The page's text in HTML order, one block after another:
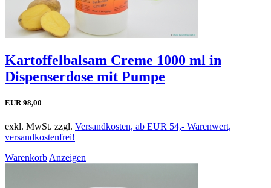
Kartoffelbalsam Creme 1000 ml in
Dispenserdose mit Pumpe
EUR 98,00
exkl. MwSt. zzgl. Versandkosten, ab EUR 54,- Warenwert,
versandkostenfrei!
Warenkorb Anzeigen